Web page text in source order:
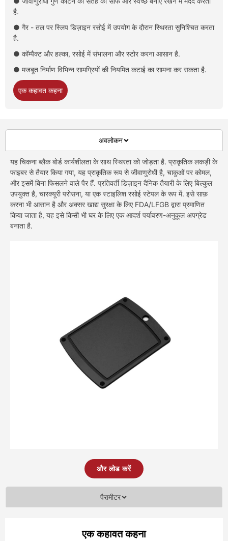
है.
● गैर - तल पर स्लिप डिज़ाइन रसोई में उपयोग के दौरान स्थिरता सुनिश्चित करता
है.
● कॉम्पैक्ट और हल्का, रसोई में संभालना और स्टोर करना आसान है.
● मजबूत निर्माण विभिन्न सामग्रियों की नियमित कटाई का सामना कर सकता है.
एक कहावत कहना
अवलोकन
पैरामीटर
यह चिकना ब्लैक बोर्ड कार्यशीलता के साथ स्थिरता को जोड़ता है. प्राकृतिक लकड़ी के
फाइबर से तैयार किया गया, यह प्राकृतिक रूप से जीवाणुरोधी है, चाकुओं पर कोमल,
और इसमें बिना फिसलने वाले पैर हैं. प्रतिवर्ती डिज़ाइन दैनिक तैयारी के लिए बिल्कुल
उपयुक्त है, चारक्यूरी परोसना, या एक स्टाइलिश रसोई स्टेपल के रूप में. इसे साफ़
करना भी आसान है और अक्सर खाद्य सुरक्षा के लिए FDA/LFGB द्वारा प्रमाणित
किया जाता है, यह इसे किसी भी घर के लिए एक आदर्श पर्यावरण-अनुकूल अपग्रेड
बनाता है.
और लोड करें
एक कहावत कहना